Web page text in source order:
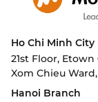
Ho Chi Minh City
21st Floor,
Xom Chieu
Hanoi Branch